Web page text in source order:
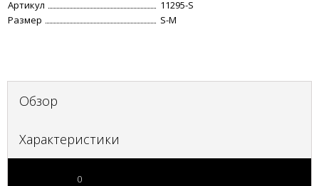
Артикул
11295-S
Размер
S-M
Обзор
Характеристики
0